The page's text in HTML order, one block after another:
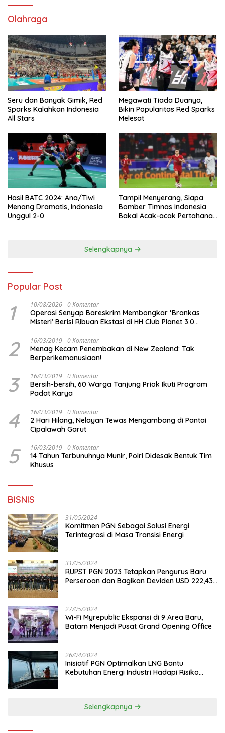
Olahraga
Seru dan Banyak Gimik, Red
Sparks Kalahkan Indonesia
All Stars
Megawati Tiada Duanya,
Bikin Popularitas Red Sparks
Melesat
Hasil BATC 2024: Ana/Tiwi
Menang Dramatis, Indonesia
Unggul 2-0
Tampil Menyerang, Siapa
Bomber Timnas Indonesia
Bakal Acak-acak Pertahanan
Selengkapnya
Popular Post
1 10/08/2026 0 Komentar
Operasi Senyap Bareskrim Membongkar ‘Brankas
Misteri’ Berisi Ribuan Ekstasi di HH Club Planet 3.0
2 16/03/2019 0 Komentar
Menag Kecam Penembakan di New Zealand: Tak
Berperikemanusiaan!
3 16/03/2019 0 Komentar
Bersih-bersih, 60 Warga Tanjung Priok Ikuti Program
Padat Karya
4 16/03/2019 0 Komentar
2 Hari Hilang, Nelayan Tewas Mengambang di Pantai
Cipalawah Garut
5 16/03/2019 0 Komentar
14 Tahun Terbunuhnya Munir, Polri Didesak Bentuk Tim
Khusus
BISNIS
31/05/2024
Komitmen PGN Sebagai Solusi Energi
Terintegrasi di Masa Transisi Energi
31/05/2024
RUPST PGN 2023 Tetapkan Pengurus Baru
Perseroan dan Bagikan Deviden USD 222,43
27/05/2024
Wi-Fi Myrepublic Ekspansi di 9 Area Baru,
Batam Menjadi Pusat Grand Opening Office
26/04/2024
Inisiatif PGN Optimalkan LNG Bantu
Kebutuhan Energi Industri Hadapi Risiko
Selengkapnya